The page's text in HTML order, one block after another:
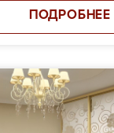
ПОДРОБНЕЕ